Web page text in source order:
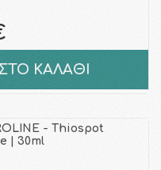
ΚΑΛΑΘΙ
- Thiospot
| 30ml